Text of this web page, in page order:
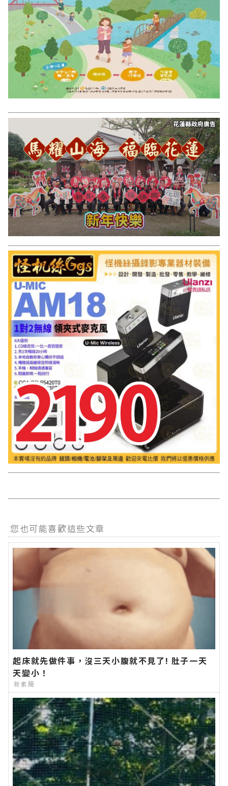
您也可能喜歡這些文章
起床就先做件事，沒三天小腹就不見了! 肚子一天
天變小！
新素簡